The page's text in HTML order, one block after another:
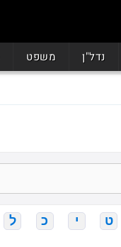
נדל"ן משפט
ט י כ ל